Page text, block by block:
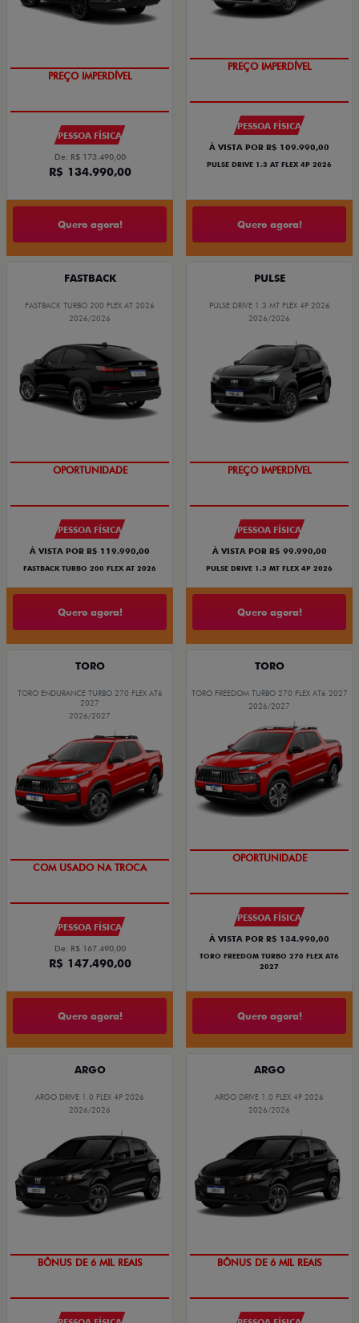
PREÇO IMPERDÍVEL
PESSOA FÍSICA
De: R$ 173.490,00
R$ 134.990,00
Quero agora!
PREÇO IMPERDÍVEL
PESSOA FÍSICA
À VISTA POR R$ 109.990,00
PULSE DRIVE 1.3 AT FLEX 4P 2026
Quero agora!
FASTBACK
FASTBACK TURBO 200 FLEX AT 2026
2026/2026
OPORTUNIDADE
PESSOA FÍSICA
À VISTA POR R$ 119.990,00
FASTBACK TURBO 200 FLEX AT 2026
Quero agora!
PULSE
PULSE DRIVE 1.3 MT FLEX 4P 2026
2026/2026
PREÇO IMPERDÍVEL
PESSOA FÍSICA
À VISTA POR R$ 99.990,00
PULSE DRIVE 1.3 MT FLEX 4P 2026
Quero agora!
TORO
TORO ENDURANCE TURBO 270 FLEX AT6
2027
2026/2027
COM USADO NA TROCA
PESSOA FÍSICA
De: R$ 167.490,00
R$ 147.490,00
Quero agora!
TORO
TORO FREEDOM TURBO 270 FLEX AT6 2027
2026/2027
OPORTUNIDADE
PESSOA FÍSICA
À VISTA POR R$ 134.990,00
TORO FREEDOM TURBO 270 FLEX AT6
2027
Quero agora!
ARGO
ARGO DRIVE 1.0 FLEX 4P 2026
2026/2026
BÔNUS DE 6 MIL REAIS
ARGO
ARGO DRIVE 1.0 FLEX 4P 2026
2026/2026
BÔNUS DE 6 MIL REAIS